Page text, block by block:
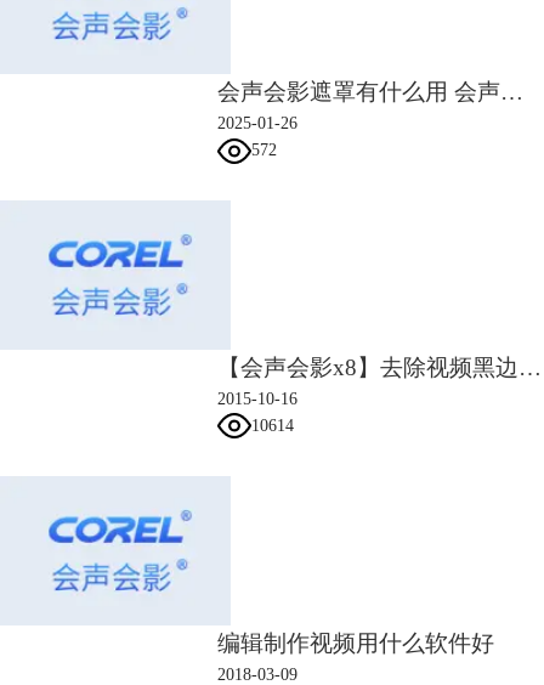
图3：普通样式效果展示
会声会影x8制作普通样式流光字，其实非常简单，只要一个滤镜就可以
将背景素材导入视频轨中，点击标题按钮，双击预览屏幕，输入文字
点击“滤镜”按钮，添加光线滤镜；打开属性栏，选择“自定义滤镜”，将距
离数值设为远；曝光数值设为更长，将第一帧的颜色设置为字体色，最后
一针颜色设置为其他颜色，点击确定，以上就是普通样式操作。
3、 滚动样式流光字
会声会影遮罩有什么用 会声会影遮罩怎么用
2025-01-26
572
【会声会影x8】去除视频黑边视频教程
2015-10-16
10614
编辑制作视频用什么软件好
2018-03-09